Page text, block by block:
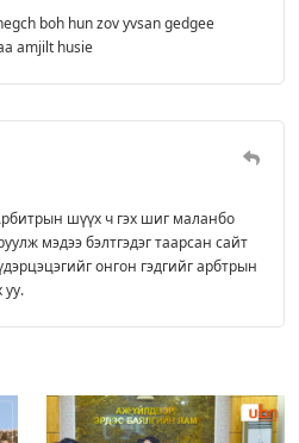
boh hun zov yvsan gedgee
amjilt husie
шүүх ч гэх шиг маланбо
мэдээ бэлтгэдэг таарсан сайт
онгон гэдгийг арбтрын
уу.